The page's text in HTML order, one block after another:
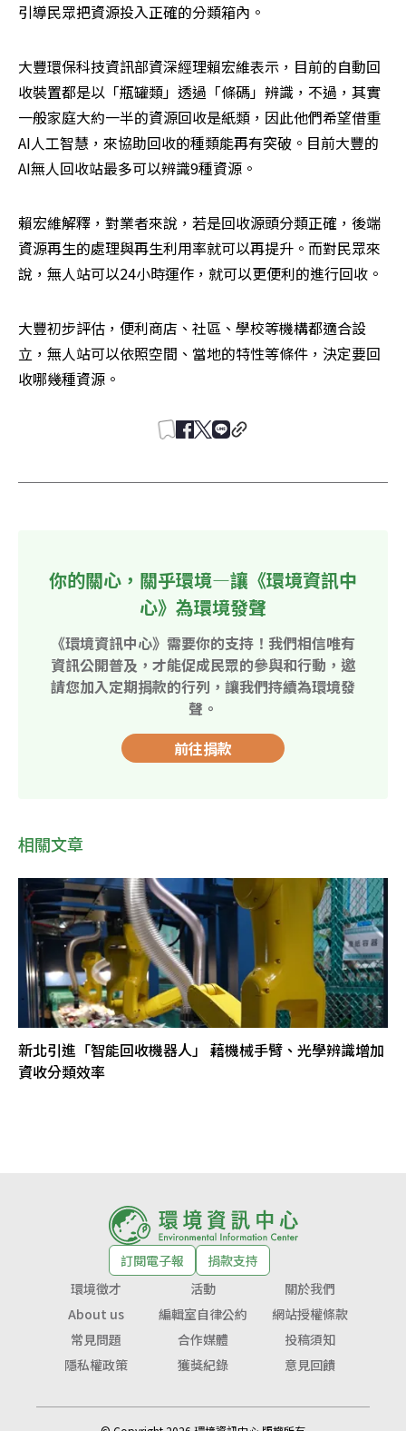
引導民眾把資源投入正確的分類箱內。
大豐環保科技資訊部資深經理賴宏維表示，目前的自動回
收裝置都是以「瓶罐類」透過「條碼」辨識，不過，其實
一般家庭大約一半的資源回收是紙類，因此他們希望借重
AI人工智慧，來協助回收的種類能再有突破。目前大豐的
AI無人回收站最多可以辨識9種資源。
賴宏維解釋，對業者來說，若是回收源頭分類正確，後端
資源再生的處理與再生利用率就可以再提升。而對民眾來
說，無人站可以24小時運作，就可以更便利的進行回收。
大豐初步評估，便利商店、社區、學校等機構都適合設
立，無人站可以依照空間、當地的特性等條件，決定要回
收哪幾種資源。
你的關心，關乎環境—讓《環境資訊中
心》為環境發聲
《環境資訊中心》需要你的支持！我們相信唯有
資訊公開普及，才能促成民眾的參與和行動，邀
請您加入定期捐款的行列，讓我們持續為環境發
聲。
前往捐款
相關文章
新北引進「智能回收機器人」 藉機械手臂、光學辨識增加
資收分類效率
訂閱電子報
捐款支持
環境徵才
活動
關於我們
About us
編輯室自律公約
網站授權條款
常見問題
合作媒體
投稿須知
隱私權政策
獲獎紀錄 意見回饋